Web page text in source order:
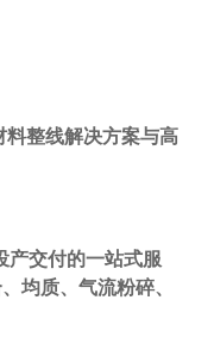
料整线解决方案与高
产交付的一站式服
均质、气流粉碎、